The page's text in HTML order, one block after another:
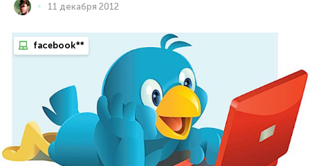
11 декабря 2012
facebook**